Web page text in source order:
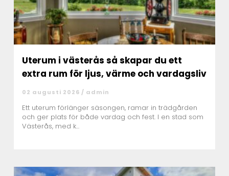
Uterum i västerås så skapar du ett
extra rum för ljus, värme och vardagsliv
02 augusti 2026 / admin
Ett uterum förlänger säsongen, ramar in trädgården
och ger plats för både vardag och fest. I en stad som
Västerås, med k...